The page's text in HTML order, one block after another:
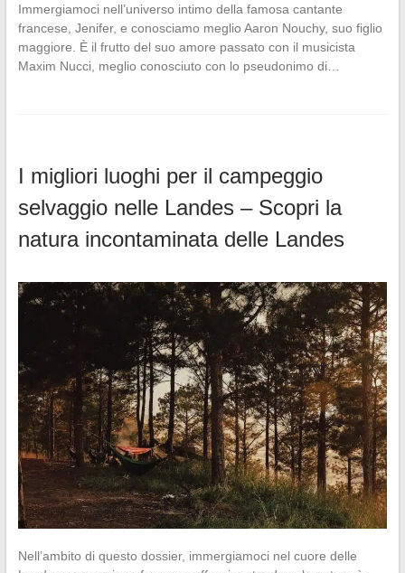
Immergiamoci nell’universo intimo della famosa cantante
francese, Jenifer, e conosciamo meglio Aaron Nouchy, suo figlio
maggiore. È il frutto del suo amore passato con il musicista
Maxim Nucci, meglio conosciuto con lo pseudonimo di…
I migliori luoghi per il campeggio
selvaggio nelle Landes – Scopri la
natura incontaminata delle Landes
Nell’ambito di questo dossier, immergiamoci nel cuore delle